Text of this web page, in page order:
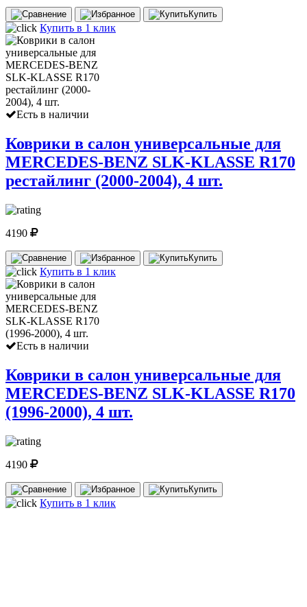
Купить
Купить в 1 клик
Есть в наличии
Коврики в салон универсальные для
MERCEDES-BENZ SLK-KLASSE R170
рестайлинг (2000-2004), 4 шт.
4190
Купить
Купить в 1 клик
Есть в наличии
Коврики в салон универсальные для
MERCEDES-BENZ SLK-KLASSE R170
(1996-2000), 4 шт.
4190
Купить
Купить в 1 клик